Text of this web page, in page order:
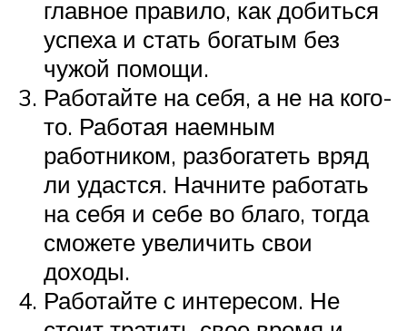
главное правило, как добиться
успеха и стать богатым без
чужой помощи.
Работайте на себя, а не на кого-
то. Работая наемным
работником, разбогатеть вряд
ли удастся. Начните работать
на себя и себе во благо, тогда
сможете увеличить свои
доходы.
Работайте с интересом. Не